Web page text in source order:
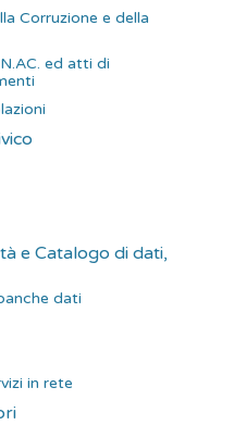
Corruzione e della
ed atti di
e Catalogo di dati,
dati
in rete